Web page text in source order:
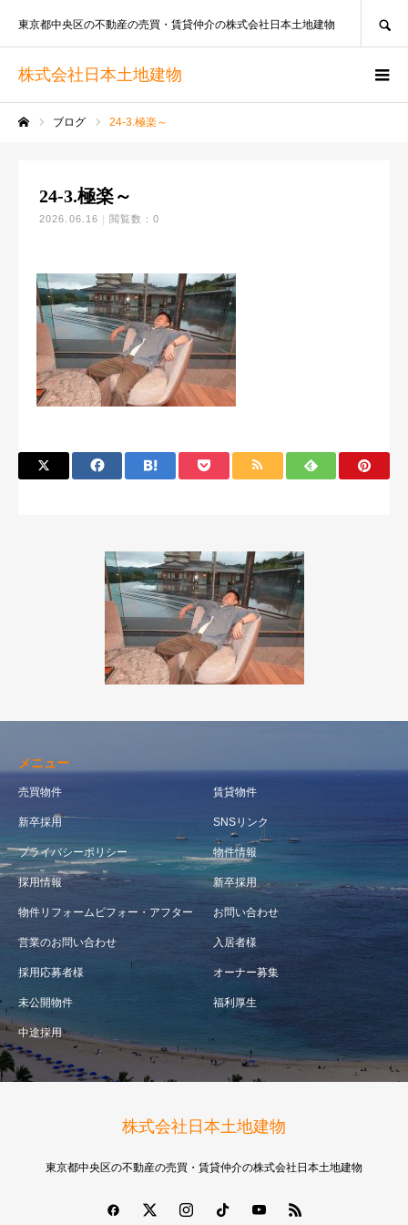
株式会社日本土地建物
東京都中央区の不動産の売買・賃貸仲介の株式会社日本土地建物
ブログ 24-3.極楽～
24-3.極楽～
2026.06.16 閲覧数：0
メニュー
売買物件 賃貸物件
新卒採用 SNSリンク
プライバシーポリシー 物件情報
採用情報 新卒採用
物件リフォームビフォー・アフター お問い合わせ
営業のお問い合わせ 入居者様
採用応募者様 オーナー募集
未公開物件 福利厚生
中途採用
株式会社日本土地建物
東京都中央区の不動産の売買・賃貸仲介の株式会社日本土地建物